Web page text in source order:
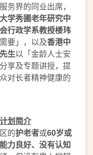
务界的同业出席，
学秀圃老年研究中
行政学系教授楼玮
要」，以及香港中
生以「金龄人士安
享及专题讲授，提
对长者精神健康的
划简介
的护老者或60岁或
力良好、 没有认知